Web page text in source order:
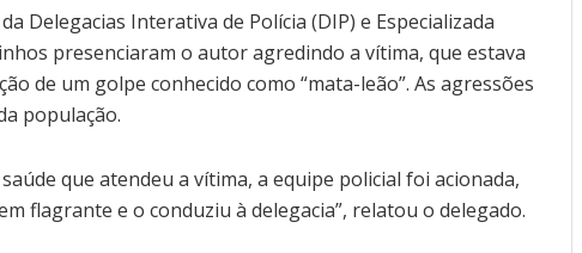
Delegacias Interativa de Polícia (DIP) e Especializada
presenciaram o autor agredindo a vítima, que estava
de um golpe conhecido como “mata-leão”. As agressões
população.
que atendeu a vítima, a equipe policial foi acionada,
flagrante e o conduziu à delegacia”, relatou o delegado.